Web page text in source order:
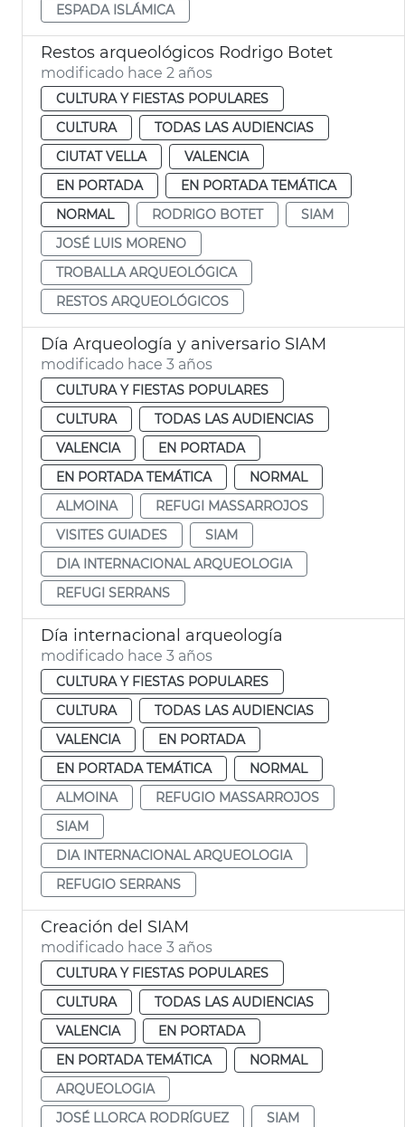
ESPADA ISLÁMICA
Restos arqueológicos Rodrigo Botet
modificado hace 2 años
CULTURA Y FIESTAS POPULARES
CULTURA
TODAS LAS AUDIENCIAS
CIUTAT VELLA
VALENCIA
EN PORTADA
EN PORTADA TEMÁTICA
NORMAL
RODRIGO BOTET
SIAM
JOSÉ LUIS MORENO
TROBALLA ARQUEOLÓGICA
RESTOS ARQUEOLÓGICOS
Día Arqueología y aniversario SIAM
modificado hace 3 años
CULTURA Y FIESTAS POPULARES
CULTURA
TODAS LAS AUDIENCIAS
VALENCIA
EN PORTADA
EN PORTADA TEMÁTICA
NORMAL
ALMOINA
REFUGI MASSARROJOS
VISITES GUIADES
SIAM
DIA INTERNACIONAL ARQUEOLOGIA
REFUGI SERRANS
Día internacional arqueología
modificado hace 3 años
CULTURA Y FIESTAS POPULARES
CULTURA
TODAS LAS AUDIENCIAS
VALENCIA
EN PORTADA
EN PORTADA TEMÁTICA
NORMAL
ALMOINA
REFUGIO MASSARROJOS
SIAM
DIA INTERNACIONAL ARQUEOLOGIA
REFUGIO SERRANS
Creación del SIAM
modificado hace 3 años
CULTURA Y FIESTAS POPULARES
CULTURA
TODAS LAS AUDIENCIAS
VALENCIA
EN PORTADA
EN PORTADA TEMÁTICA
NORMAL
ARQUEOLOGIA
JOSÉ LLORCA RODRÍGUEZ
SIAM